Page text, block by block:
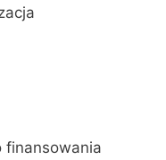
finansowania